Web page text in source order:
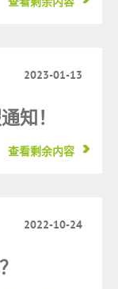
2023-01-13
知！
查看剩余内容
2022-10-24